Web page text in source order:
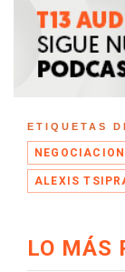
ETIQUETAS
ALEXIS
LO MÁS